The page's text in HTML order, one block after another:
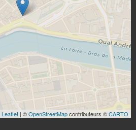
Leaflet | ©OpenStreetMapcontributeurs ©CARTO